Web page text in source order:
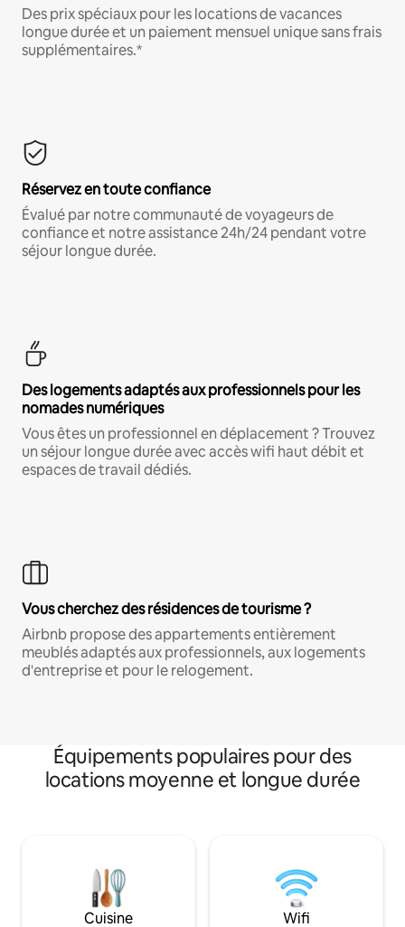
Des prix spéciaux pour les locations de vacances
longue durée et un paiement mensuel unique sans frais
supplémentaires.*
Réservez en toute confiance
Évalué par notre communauté de voyageurs de
confiance et notre assistance 24h/24 pendant votre
séjour longue durée.
Des logements adaptés aux professionnels pour les
nomades numériques
Vous êtes un professionnel en déplacement ? Trouvez
un séjour longue durée avec accès wifi haut débit et
espaces de travail dédiés.
Vous cherchez des résidences de tourisme ?
Airbnb propose des appartements entièrement
meublés adaptés aux professionnels, aux logements
d'entreprise et pour le relogement.
Équipements populaires pour des
locations moyenne et longue durée
Cuisine Wifi